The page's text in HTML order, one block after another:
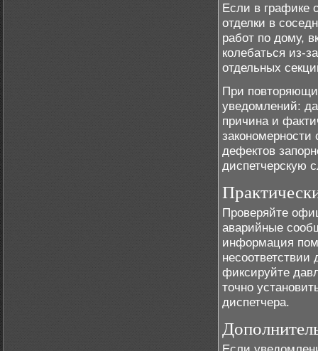
Если в графике
отделки в
работ по дому,
колебаться из-
отдельных
При
уведомлений:
причина и
закономерности
дефектов
диспетчерскую
Проверяйте
аварийные
информация
фиксируйте
точно
диспетчера.